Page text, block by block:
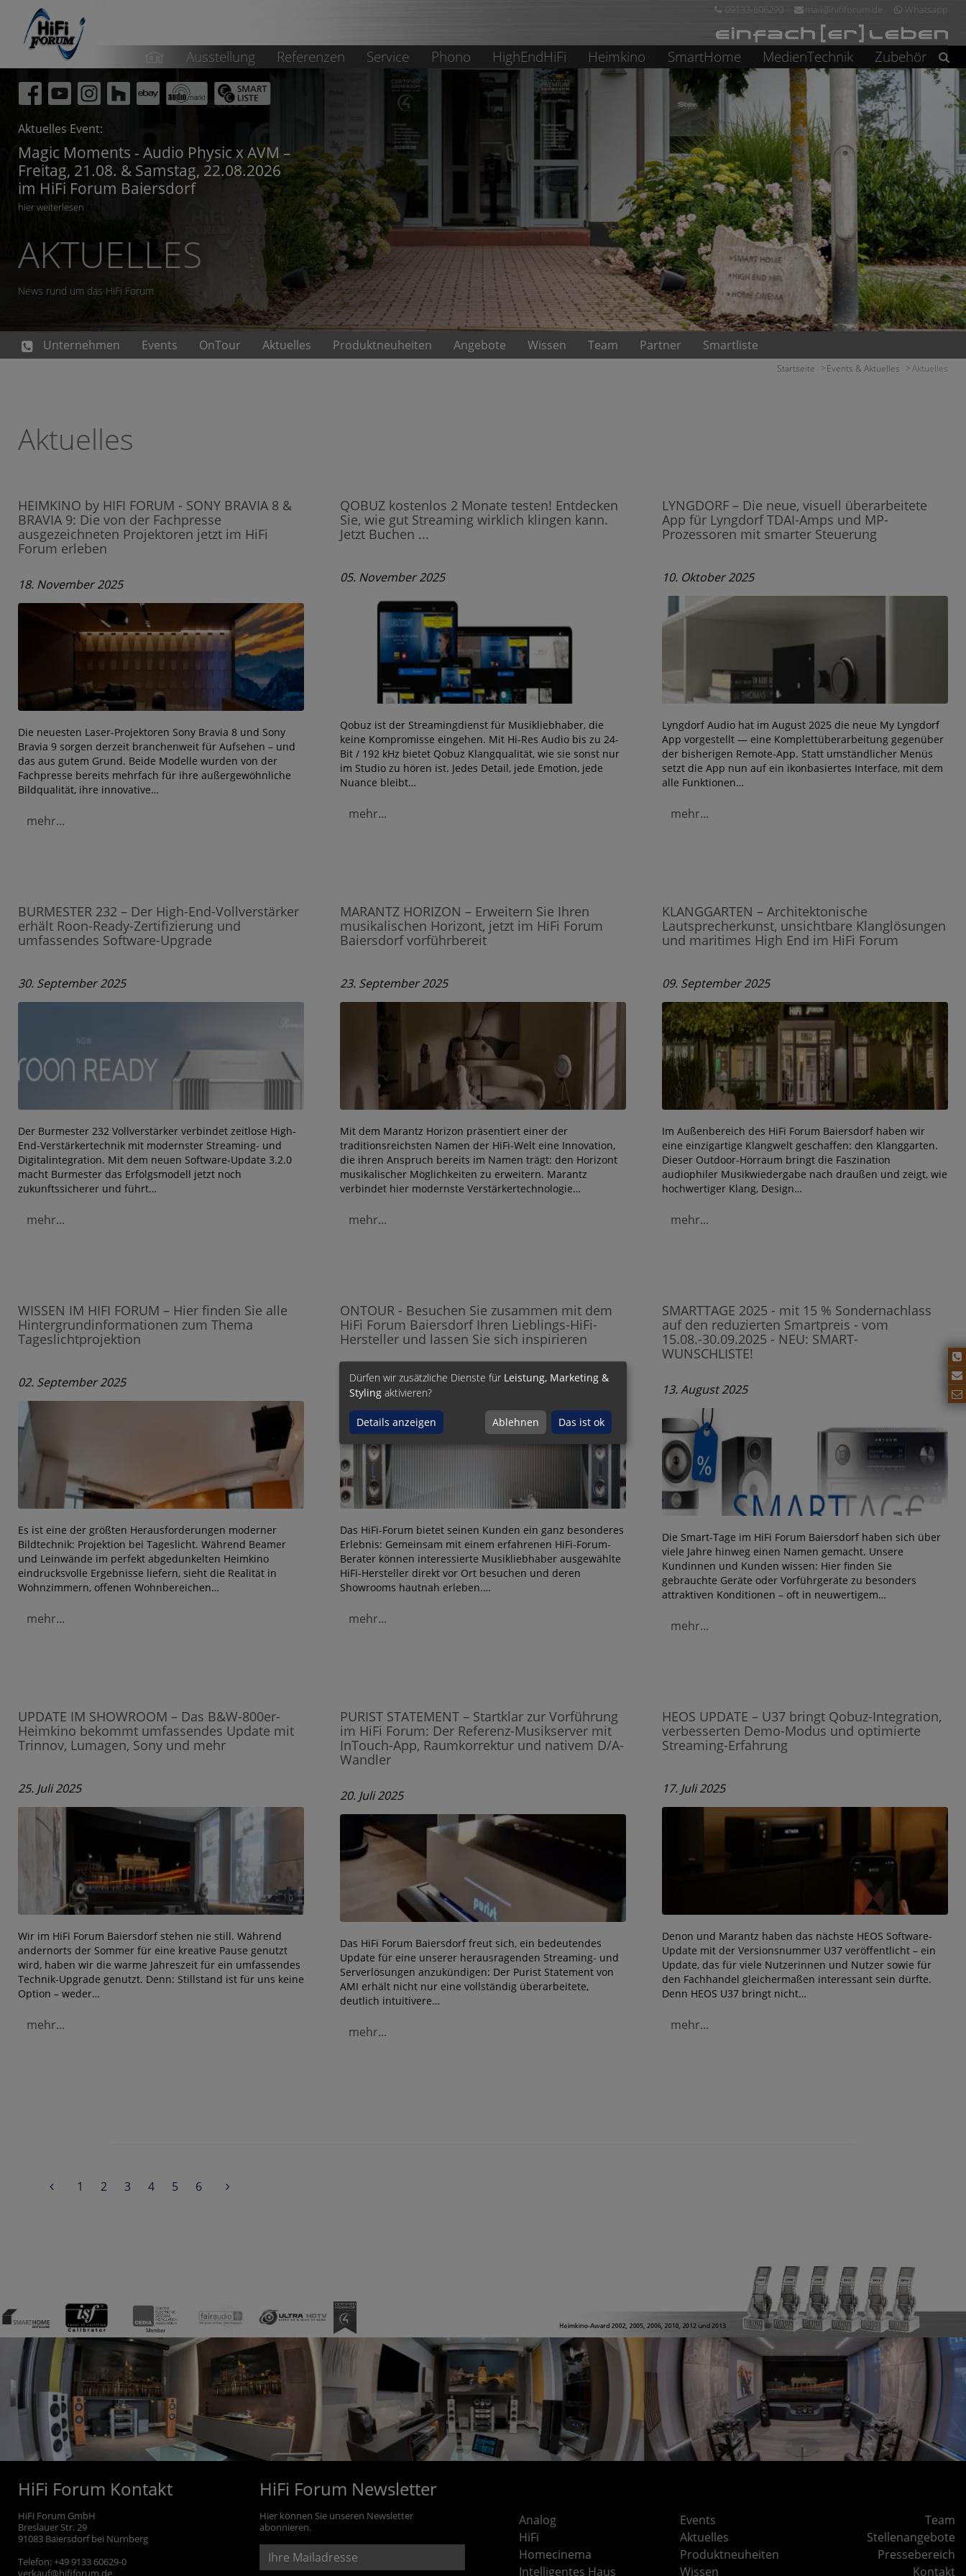
09133-606290 mail@hififorum.de Whatsapp
Ausstellung Referenzen Service Phono HighEndHiFi Heimkino SmartHome MedienTechnik Zubehör
Suchen
Aktuelles Event:
Magic Moments - Audio Physic x AVM –
Freitag, 21.08. & Samstag, 22.08.2026
im HiFi Forum Baiersdorf
hier weiterlesen
AKTUELLES
News rund um das HiFi Forum
Unternehmen Events OnTour Aktuelles Produktneuheiten Angebote Wissen Team Partner Smartliste
Startseite Events & Aktuelles Aktuelles
Aktuelles
HEIMKINO by HIFI FORUM - SONY BRAVIA 8 &
BRAVIA 9: Die von der Fachpresse
ausgezeichneten Projektoren jetzt im HiFi
Forum erleben
18. November 2025
Die neuesten Laser-Projektoren Sony Bravia 8 und Sony
Bravia 9 sorgen derzeit branchenweit für Aufsehen – und
das aus gutem Grund. Beide Modelle wurden von der
Fachpresse bereits mehrfach für ihre außergewöhnliche
Bildqualität, ihre innovative…
mehr...
QOBUZ kostenlos 2 Monate testen! Entdecken
Sie, wie gut Streaming wirklich klingen kann.
Jetzt Buchen ...
05. November 2025
Qobuz ist der Streamingdienst für Musikliebhaber, die
keine Kompromisse eingehen. Mit Hi-Res Audio bis zu 24-
Bit / 192 kHz bietet Qobuz Klangqualität, wie sie sonst nur
im Studio zu hören ist. Jedes Detail, jede Emotion, jede
Nuance bleibt…
mehr...
LYNGDORF – Die neue, visuell überarbeitete
App für Lyngdorf TDAI-Amps und MP-
Prozessoren mit smarter Steuerung
10. Oktober 2025
Lyngdorf Audio hat im August 2025 die neue My Lyngdorf
App vorgestellt — eine Komplettüberarbeitung gegenüber
der bisherigen Remote-App. Statt umständlicher Menüs
setzt die App nun auf ein ikonbasiertes Interface, mit dem
alle Funktionen…
mehr...
BURMESTER 232 – Der High-End-Vollverstärker
erhält Roon-Ready-Zertifizierung und
umfassendes Software-Upgrade
30. September 2025
Der Burmester 232 Vollverstärker verbindet zeitlose High-
End-Verstärkertechnik mit modernster Streaming- und
Digitalintegration. Mit dem neuen Software-Update 3.2.0
macht Burmester das Erfolgsmodell jetzt noch
zukunftssicherer und führt…
mehr...
MARANTZ HORIZON – Erweitern Sie Ihren
musikalischen Horizont, jetzt im HiFi Forum
Baiersdorf vorführbereit
23. September 2025
Mit dem Marantz Horizon präsentiert einer der
traditionsreichsten Namen der HiFi-Welt eine Innovation,
die ihren Anspruch bereits im Namen trägt: den Horizont
musikalischer Möglichkeiten zu erweitern. Marantz
verbindet hier modernste Verstärkertechnologie…
mehr...
KLANGGARTEN – Architektonische
Lautsprecherkunst, unsichtbare Klanglösungen
und maritimes High End im HiFi Forum
09. September 2025
Im Außenbereich des HiFi Forum Baiersdorf haben wir
eine einzigartige Klangwelt geschaffen: den Klanggarten.
Dieser Outdoor-Hörraum bringt die Faszination
audiophiler Musikwiedergabe nach draußen und zeigt, wie
hochwertiger Klang, Design…
mehr...
WISSEN IM HIFI FORUM – Hier finden Sie alle
Hintergrundinformationen zum Thema
Tageslichtprojektion
02. September 2025
Es ist eine der größten Herausforderungen moderner
Bildtechnik: Projektion bei Tageslicht. Während Beamer
und Leinwände im perfekt abgedunkelten Heimkino
eindrucksvolle Ergebnisse liefern, sieht die Realität in
Wohnzimmern, offenen Wohnbereichen…
mehr...
ONTOUR - Besuchen Sie zusammen mit dem
HiFi Forum Baiersdorf Ihren Lieblings-HiFi-
Hersteller und lassen Sie sich inspirieren
24. August 2025
Das HiFi-Forum bietet seinen Kunden ein ganz besonderes
Erlebnis: Gemeinsam mit einem erfahrenen HiFi-Forum-
Berater können interessierte Musikliebhaber ausgewählte
HiFi-Hersteller direkt vor Ort besuchen und deren
Showrooms hautnah erleben.…
mehr...
SMARTTAGE 2025 - mit 15 % Sondernachlass
auf den reduzierten Smartpreis - vom
15.08.-30.09.2025 - NEU: SMART-
WUNSCHLISTE!
13. August 2025
Die Smart-Tage im HiFi Forum Baiersdorf haben sich über
viele Jahre hinweg einen Namen gemacht. Unsere
Kundinnen und Kunden wissen: Hier finden Sie
gebrauchte Geräte oder Vorführgeräte zu besonders
attraktiven Konditionen – oft in neuwertigem…
mehr...
UPDATE IM SHOWROOM – Das B&W-800er-
Heimkino bekommt umfassendes Update mit
Trinnov, Lumagen, Sony und mehr
25. Juli 2025
Wir im HiFi Forum Baiersdorf stehen nie still. Während
andernorts der Sommer für eine kreative Pause genutzt
wird, haben wir die warme Jahreszeit für ein umfassendes
Technik-Upgrade genutzt. Denn: Stillstand ist für uns keine
Option – weder…
mehr...
PURIST STATEMENT – Startklar zur Vorführung
im HiFi Forum: Der Referenz-Musikserver mit
InTouch-App, Raumkorrektur und nativem D/A-
Wandler
20. Juli 2025
Das HiFi Forum Baiersdorf freut sich, ein bedeutendes
Update für eine unserer herausragenden Streaming- und
Serverlösungen anzukündigen: Der Purist Statement von
AMI erhält nicht nur eine vollständig überarbeitete,
deutlich intuitivere…
mehr...
HEOS UPDATE – U37 bringt Qobuz-Integration,
verbesserten Demo-Modus und optimierte
Streaming-Erfahrung
17. Juli 2025
Denon und Marantz haben das nächste HEOS Software-
Update mit der Versionsnummer U37 veröffentlicht – ein
Update, das für viele Nutzerinnen und Nutzer sowie für
den Fachhandel gleichermaßen interessant sein dürfte.
Denn HEOS U37 bringt nicht…
mehr...
1 2(current)
3 4 5 6
HiFi Forum Kontakt
HiFi Forum GmbH
Breslauer Str. 29
91083 Baiersdorf bei Nürnberg
Telefon:+49 9133 60629-0
HiFi Forum Newsletter
Hier können Sie unseren Newsletter
abonnieren.
Analog
HiFi
Homecinema
Intelligentes Haus
Events
Aktuelles
Produktneuheiten
Wissen
Team
Stellenangebote
Pressebereich
Kontakt
Dürfen wir zusätzliche Dienste für Leistung, Marketing &
Styling aktivieren?
Details anzeigen Ablehnen Das ist ok